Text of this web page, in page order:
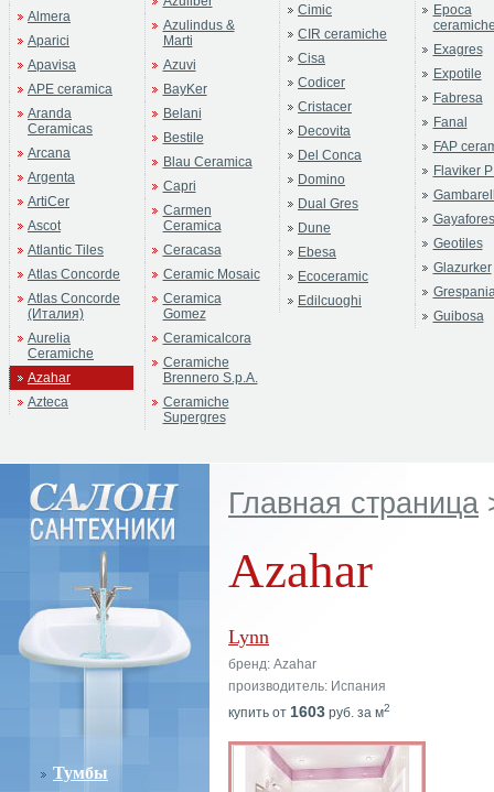
Almera
Aparici
Apavisa
APE ceramica
Aranda
Ceramicas
Arcana
Argenta
ArtiCer
Ascot
Atlantic Tiles
Atlas Concorde
Atlas Concorde
(Италия)
Aurelia
Ceramiche
Azahar
Azteca
Azulindus &
Marti
Azuvi
BayKer
Belani
Bestile
Blau Ceramica
Capri
Carmen
Ceramica
Ceracasa
Ceramic Mosaic
Ceramica
Gomez
Ceramicalcora
Ceramiche
Brennero S.p.A.
Ceramiche
Supergres
Cimic
CIR ceramiche
Cisa
Codicer
Cristacer
Decovita
Del Conca
Domino
Dual Gres
Dune
Ebesa
Ecoceramic
Edilcuoghi
Epoca
Exagres
Expotile
Fabresa
Fanal
FAP
Flaviker
Gayafores
Geotiles
Glazurker
Guibosa
Тумбы
Главная страница
Azahar
Lynn
бренд: Azahar
производитель: Испания
купить от 1603 руб. за м2